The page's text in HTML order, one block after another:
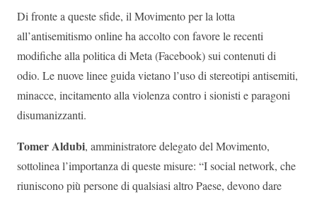
Di fronte a queste sfide, il Movimento per la lotta
all’antisemitismo online ha accolto con favore le recenti
modifiche alla politica di Meta (Facebook) sui contenuti di
odio. Le nuove linee guida vietano l’uso di stereotipi antisemiti,
minacce, incitamento alla violenza contro i sionisti e paragoni
disumanizzanti.
Tomer Aldubi, amministratore delegato del Movimento,
sottolinea l’importanza di queste misure: “I social network, che
riuniscono più persone di qualsiasi altro Paese, devono dare